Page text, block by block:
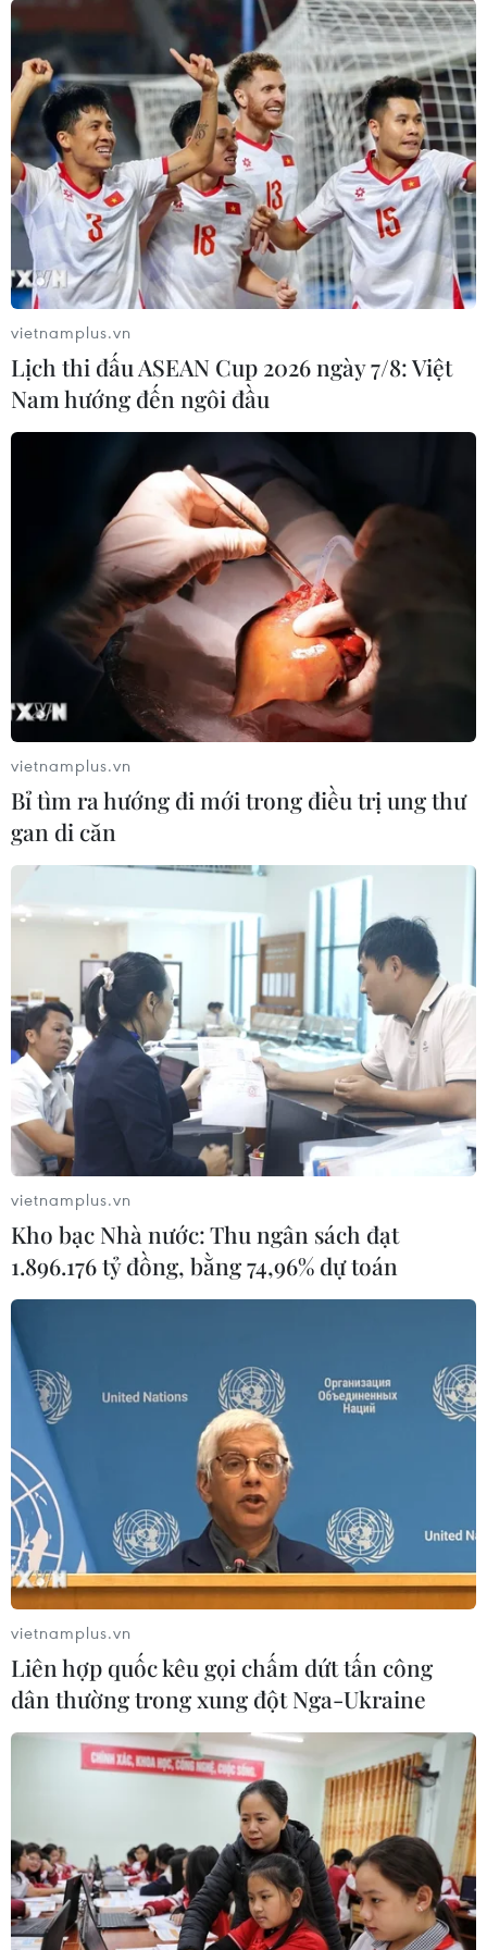
TIN CÙNG CHUYÊN MỤC
Cục diện ASEAN Cup: Việt Nam
quyết giành ngôi đầu, Thái Lan vẫn
có thể bị loại
07/08/2026 02:29
Lịch thi đấu ASEAN Cup 2026 ngày
07/08/2026 00:07
Công Phượng gặp thử thách lớn
trong ngày tái xuất V-League 2026/27
Nhận định Việt Nam vs
Campuchia: Vì sao thầy trò HLV Kim
vietnamplus.vn
Lịch thi đấu ASEAN Cup 2026 ngày 7/8: Việt
Nam hướng đến ngôi đầu
vietnamplus.vn
Bỉ tìm ra hướng đi mới trong điều trị ung thư
gan di căn
vietnamplus.vn
Kho bạc Nhà nước: Thu ngân sách đạt
1.896.176 tỷ đồng, bằng 74,96% dự toán
vietnamplus.vn
Liên hợp quốc kêu gọi chấm dứt tấn công
dân thường trong xung đột Nga-Ukraine